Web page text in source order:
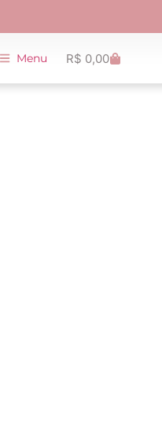
Menu R$ 0,00